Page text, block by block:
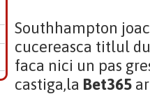
Southhampton
cucereasca titlul
faca nici un pas
castiga,la Bet365